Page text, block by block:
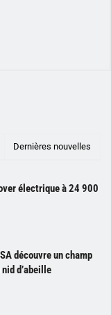
Dernières nouvelles
électrique à 24 900
découvre un champ
d’abeille